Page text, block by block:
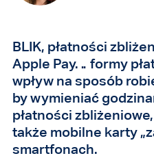
BLIK, płatności
Apple Pay… formy
wpływ na sposób
by wymieniać
płatności
także mobilne karty
smartfonach.